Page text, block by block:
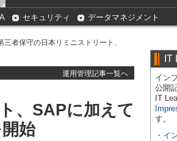
セキュリティ データマネジメント
三者保守の日本リミニストリート、
運用管理記事一覧へ
、SAPに加えて
始
IT
イン
公開
IT
す。
・ イ